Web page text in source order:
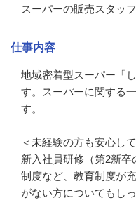
スーパーの販売スタッフ
仕事内容
地域密着型スーパー「
す。スーパーに関する
す。
＜未経験の方も安心し
新入社員研修（第2新卒
制度など、教育制度が
がない方についてもし